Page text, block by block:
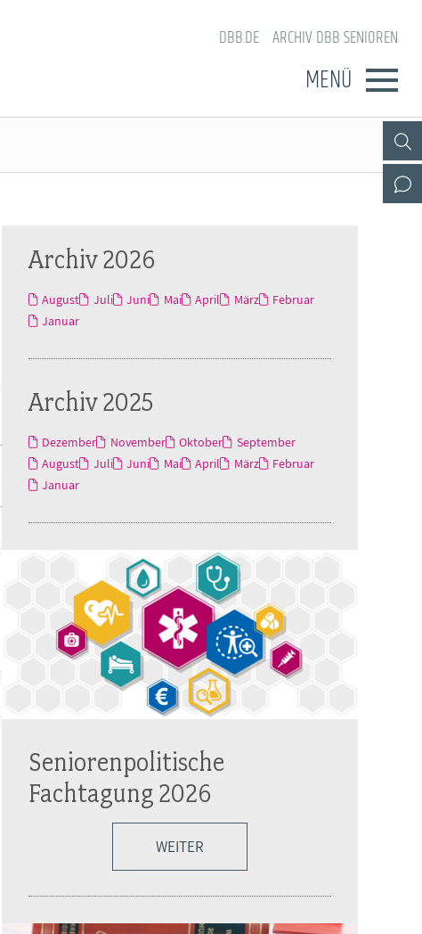
DBB.DE ARCHIV DBB SENIOREN
MENÜ
Archiv 2026
August Juli Juni Mai April März
Februar
Januar
Archiv 2025
Dezember November Oktober
September
August
Juli Juni Mai April März
Februar
Januar
Seniorenpolitische
Fachtagung 2026
WEITER